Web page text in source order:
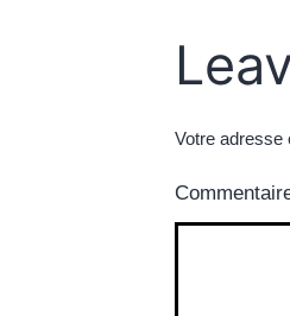
Votre adresse